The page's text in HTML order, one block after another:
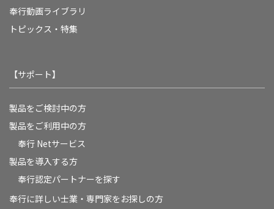
奉行動画ライブラリ
トピックス・特集
【サポート】
製品をご検討中の方
製品をご利用中の方
奉行 Netサービス
製品を導入する方
奉行認定パートナーを探す
奉行に詳しい士業・専門家をお探しの方